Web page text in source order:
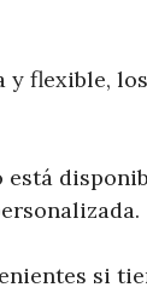
y flexible,
si